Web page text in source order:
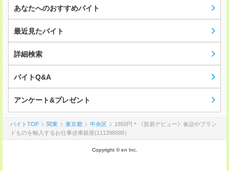
あなたへのおすすめバイト
最近見たバイト
詳細検索
バイトQ&A
アンケート&プレゼント
バイトTOP 関東 東京都 中央区
1850円＊《貿易デビュー》食品やブラン
ドものを輸入するお仕事@東銀座(111398588）
Copyright © en Inc.